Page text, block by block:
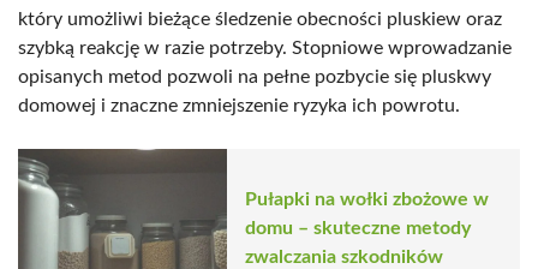
który umożliwi bieżące śledzenie obecności pluskiew oraz
szybką reakcję w razie potrzeby. Stopniowe wprowadzanie
opisanych metod pozwoli na pełne pozbycie się pluskwy
domowej i znaczne zmniejszenie ryzyka ich powrotu.
Pułapki na wołki zbożowe w
domu – skuteczne metody
zwalczania szkodników